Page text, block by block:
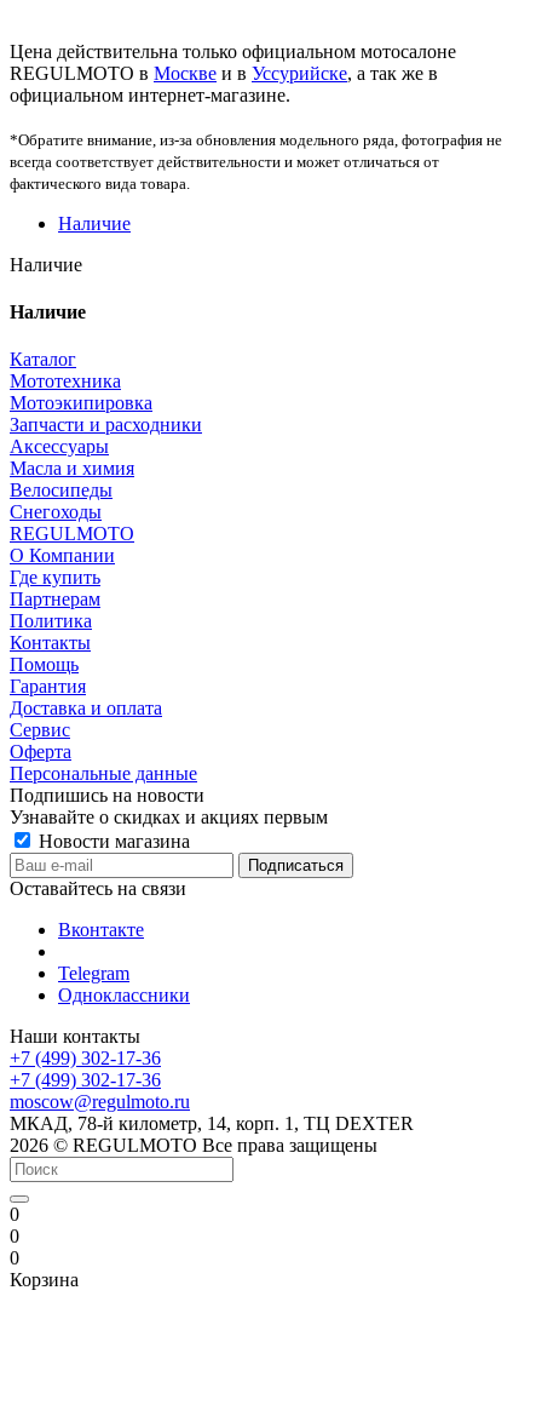
Цена действительна только официальном мотосалоне
REGULMOTO в Москве и в Уссурийске, а так же в
официальном интернет-магазине.
*Обратите внимание, из-за обновления модельного ряда, фотография не
всегда соответствует действительности и может отличаться от
фактического вида товара.
Наличие
Наличие
Наличие
Каталог
Мототехника
Мотоэкипировка
Запчасти и расходники
Аксессуары
Масла и химия
Велосипеды
Снегоходы
REGULMOTO
О Компании
Где купить
Партнерам
Политика
Контакты
Помощь
Гарантия
Доставка и оплата
Сервис
Оферта
Персональные данные
Подпишись на новости
Узнавайте о скидках и акциях первым
Новости магазина
Оставайтесь на связи
Вконтакте
Telegram
Одноклассники
Наши контакты
+7 (499) 302-17-36
+7 (499) 302-17-36
moscow@regulmoto.ru
МКАД, 78-й километр, 14, корп. 1, ТЦ DEXTER
2026 © REGULMOTO Все права защищены
0
0
0
Корзина